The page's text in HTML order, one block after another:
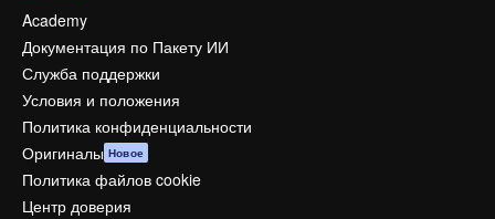
Academy
Документация по Пакету ИИ
Служба поддержки
Условия и положения
Политика конфиденциальности
Оригиналы Новое
Политика файлов cookie
Центр доверия